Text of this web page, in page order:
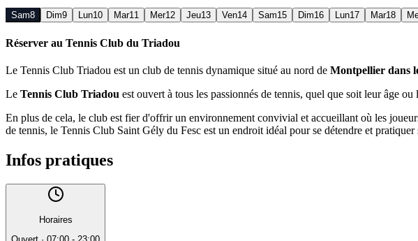
Sam8 Dim9 Lun10 Mar11 Mer12 Jeu13 Ven14 Sam15 Dim16 Lun17 Mar18
Réserver au Tennis Club du Triadou
Le Tennis Club Triadou est un club de tennis dynamique situé au nord de Montpellier dans
Le Tennis Club Triadou est ouvert à tous les passionnés de tennis, quel que soit leur âge
En plus de cela, le club est fier d'offrir un environnement convivial et accueillant où les
de tennis, le Tennis Club Saint Gély du Fesc est un endroit idéal pour se détendre et
Infos pratiques
Horaires